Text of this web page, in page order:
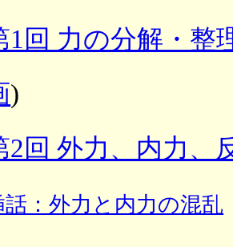
1回 力の分解・
)
2回 外力、内力、
話：外力と内力の混乱